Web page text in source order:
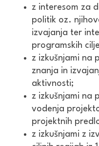
z interesom za
politik oz.
izvajanja ter
programskih
z izkušnjami na
znanja in
aktivnosti;
z izkušnjami na
vodenja
projektnih
z izkušnjami z